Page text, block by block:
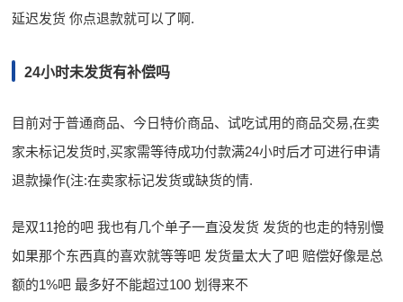
延迟发货 你点退款就可以了啊.
24小时未发货有补偿吗
目前对于普通商品、今日特价商品、试吃试用的商品交易,在卖
家未标记发货时,买家需等待成功付款满24小时后才可进行申请
退款操作(注:在卖家标记发货或缺货的情.
是双11抢的吧 我也有几个单子一直没发货 发货的也走的特别慢
如果那个东西真的喜欢就等等吧 发货量太大了吧 赔偿好像是总
额的1%吧 最多好不能超过100 划得来不